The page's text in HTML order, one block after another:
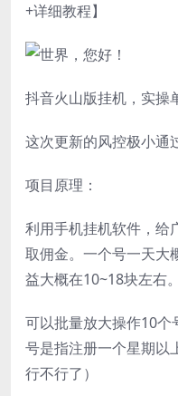
+详细教程】
抖音火山版挂机，实操
这次更新的风控极小通
项目原理：
利用手机挂机软件，给
取佣金。一个号一天大
益大概在10~18块左右。
可以批量放大操作10
号是指注册一个星期以
行不行了）